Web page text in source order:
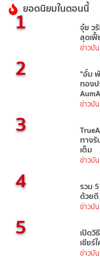
ยอดนิยมในตอนนี้
1 จุ๋ย ว
สุดเ
ข่าวบั
2 "อั้ม
ทอง
ข่าวบั
3 ทาง
เต็ม
ข่าวบั
4 รวม
ด้วย
ข่าวบั
5 เปิดวิ
เชียร์
ข่าวบั